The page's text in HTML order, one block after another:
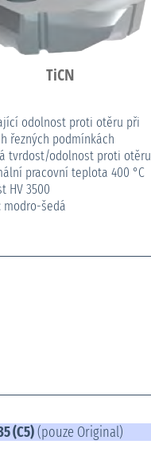
TiCN
odolnost proti otěru při
řezných podmínkách
tvrdost/odolnost proti otěru
pracovní teplota 400 °C
HV 3500
modro-šedá
(C5)(pouze Original)